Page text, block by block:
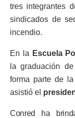
tres integrantes
sindicados de
incendio.
En la Escuela
la graduación
forma parte de
asistió el
Conred ha